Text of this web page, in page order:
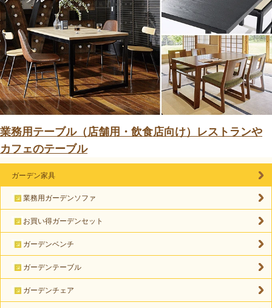
業務用テーブル（店舗用・飲食店向け）レストランや
カフェのテーブル
ガーデン家具
業務用ガーデンソファ
お買い得ガーデンセット
ガーデンベンチ
ガーデンテーブル
ガーデンチェア